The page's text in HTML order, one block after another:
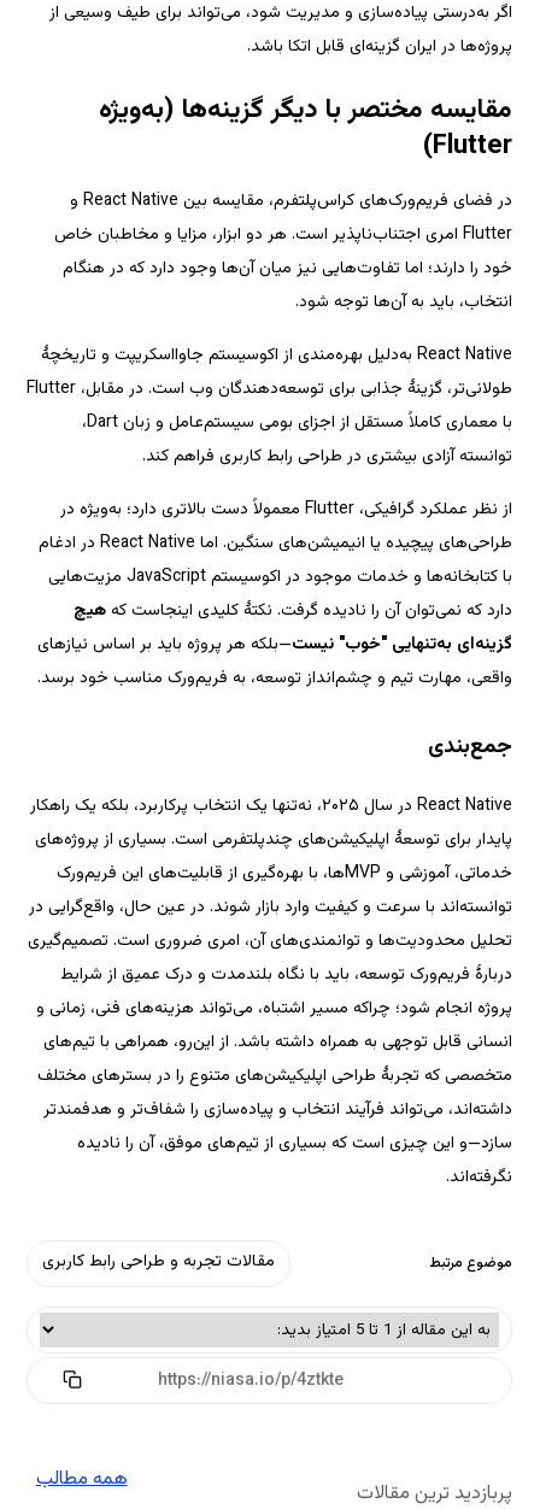
اگر به‌درستی پیاده‌سازی و مدیریت شود، می‌تواند برای طیف وسیعی از
Flutter امری اجتناب‌ناپذیر است. هر دو ابزار، مزایا و مخاطبان خاص
خود را دارند؛ اما تفاوت‌هایی نیز میان آن‌ها وجود دارد که در هنگام
React Native به‌دلیل بهره‌مندی از اکوسیستم جاوااسکریپت و تاریخچهٔ
طولانی‌تر، گزینهٔ جذابی برای توسعه‌دهندگان وب است. در مقابل، Flutter
از نظر عملکرد گرافیکی، Flutter معمولاً دست بالاتری دارد؛ به‌ویژه در
طراحی‌های پیچیده یا انیمیشن‌های سنگین. اما React Native در ادغام
با کتابخانه‌ها و خدمات موجود در اکوسیستم JavaScript مزیت‌هایی
—بلکه هر پروژه باید بر اساس نیازهای
React Native در سال ۲۰۲۵، نه‌تنها یک انتخاب پرکاربرد، بلکه یک راهکار
پایدار برای توسعهٔ اپلیکیشن‌های چندپلتفرمی است. بسیاری از پروژه‌های
خدماتی، آموزشی و MVPها، با بهره‌گیری از قابلیت‌های این فریم‌ورک
توانسته‌اند با سرعت و کیفیت وارد بازار شوند. در عین حال، واقع‌گرایی در
تحلیل محدودیت‌ها و توانمندی‌های آن، امری ضروری است. تصمیم‌گیری
دربارهٔ فریم‌ورک توسعه، باید با نگاه بلندمدت و درک عمیق از شرایط
پروژه انجام شود؛ چراکه مسیر اشتباه، می‌تواند هزینه‌های فنی، زمانی و
انسانی قابل توجهی به همراه داشته باشد. از این‌رو، همراهی با تیم‌های
متخصصی که تجربهٔ طراحی اپلیکیشن‌های متنوع را در بسترهای مختلف
داشته‌اند، می‌تواند فرآیند انتخاب و پیاده‌سازی را شفاف‌تر و هدفمندتر